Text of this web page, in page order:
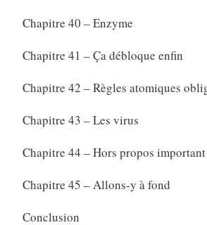
Chapitre 40 – Enzyme
Chapitre 41 – Ça débloque enfin
Chapitre 42 – Règles atomiques
Chapitre 43 – Les virus
Chapitre 44 – Hors propos important
Chapitre 45 – Allons-y à fond
Conclusion